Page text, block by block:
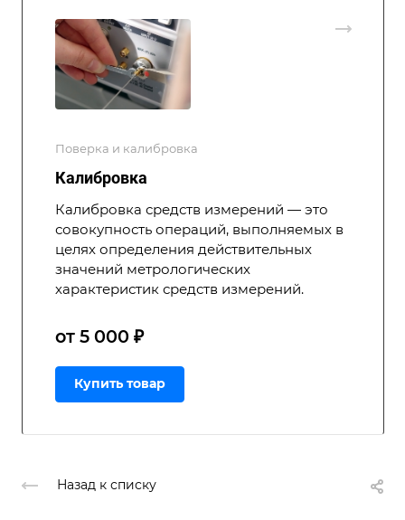
Поверка и калибровка
Калибровка
Калибровка средств измерений — это
совокупность операций, выполняемых в
целях определения действительных
значений метрологических
характеристик средств измерений.
от 5 000 ₽
Купить товар
Назад к списку